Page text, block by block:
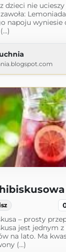
dzieci nie
napoju wyniesie
– prosty
jest jednym z
na lato. Ma
(...)